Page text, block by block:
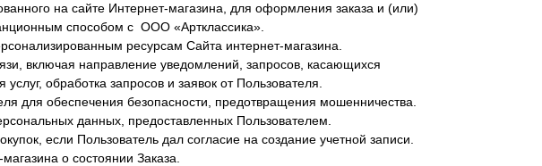
на сайте Интернет-магазина, для оформления заказа и (или)
способом с ООО «Артклассика».
ресурсам Сайта интернет-магазина.
включая направление уведомлений, запросов, касающихся
обработка запросов и заявок от Пользователя.
для обеспечения безопасности, предотвращения мошенничества.
данных, предоставленных Пользователем.
если Пользователь дал согласие на создание учетной записи.
о состоянии Заказа.